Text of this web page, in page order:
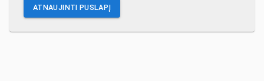
ATNAUJINTI PUSLAPĮ